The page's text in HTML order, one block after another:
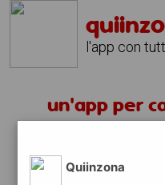
l'app con
un'app per
Quiinzona